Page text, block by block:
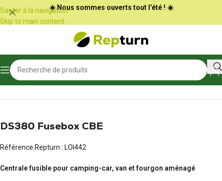
Panneau de gestion des cookies
Sauter à la navigation
Skip to main content
☀️ Nous sommes ouverts tout l'été ! ☀️
Accueil
DS380 Fusebox CBE
Référence Repturn : LOI442
Centrale fusible pour camping-car, van et fourgon aménagé